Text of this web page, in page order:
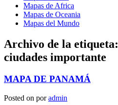
Mapas de Africa
Mapas de Oceania
Mapas del Mundo
Archivo de la etiqueta:
ciudades importante
MAPA DE PANAMÁ
Posted on poradmin